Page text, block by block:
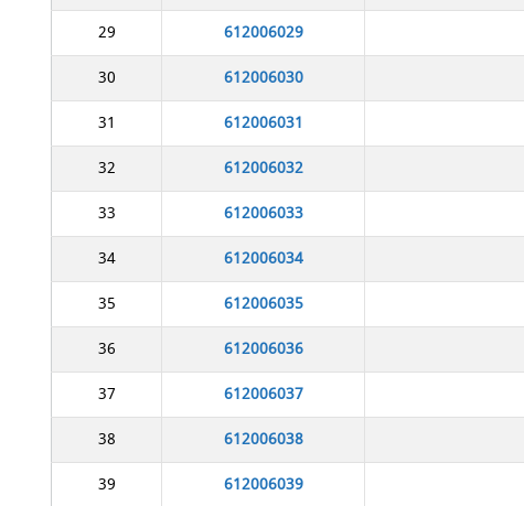
29
612006029
30
612006030
31
612006031
32
612006032
33
612006033
34
612006034
35
612006035
36
612006036
37
612006037
38
612006038
39
612006039